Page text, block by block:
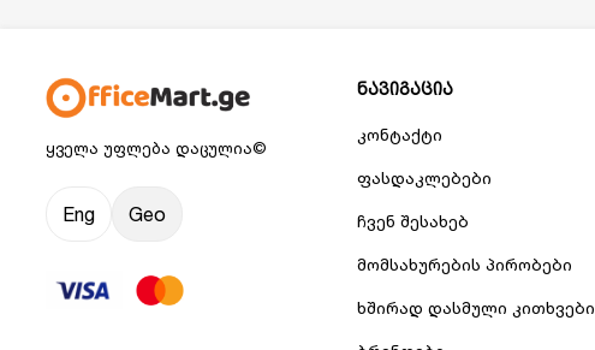
ყველა უფლება დაცულია©
Eng Geo
ნავიგაცია
კონტაქტი
ფასდაკლებები
ჩვენ შესახებ
მომსახურების პირობები
ხშირად დასმული კითხვები